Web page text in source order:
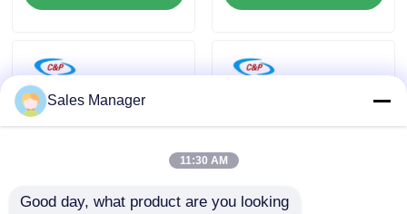
Bizimle İletişim
Davalar
Sales Manager
11:30 AM
Good day, what product are you looking